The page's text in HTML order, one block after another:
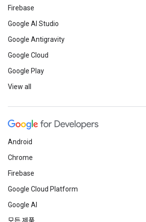
Firebase
Google AI Studio
Google Antigravity
Google Cloud
Google Play
View all
Android
Chrome
Firebase
Google Cloud Platform
Google AI